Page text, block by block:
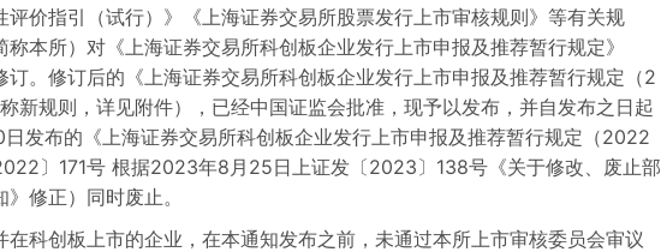
评价指引（试行）》《上海证券交易所股票发行上市审核规则》等有关规
本所）对《上海证券交易所科创板企业发行上市申报及推荐暂行规定》
订。修订后的《上海证券交易所科创板企业发行上市申报及推荐暂行规定（2
新规则，详见附件），已经中国证监会批准，现予以发布，并自发布之日起
发布的《上海证券交易所科创板企业发行上市申报及推荐暂行规定（2022
〕171号 根据2023年8月25日上证发〔2023〕138号《关于修改、废止部
修正）同时废止。
在科创板上市的企业，在本通知发布之前，未通过本所上市审核委员会审议